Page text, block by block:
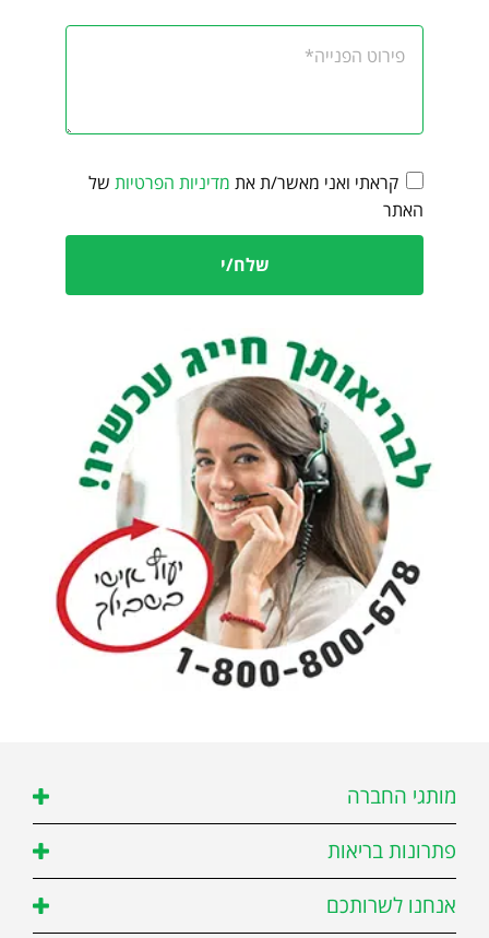
קראתי ואני מאשר/ת את מדיניות הפרטיות של
האתר
מותגי החברה
פתרונות בריאות
אנחנו לשרותכם